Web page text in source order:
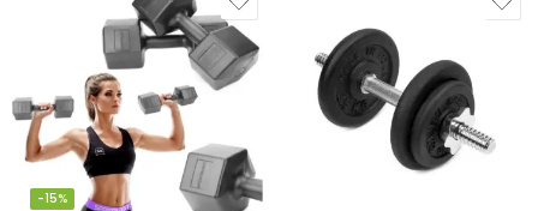
-15%